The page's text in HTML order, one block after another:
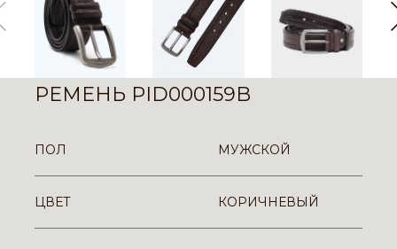
РЕМЕНЬ PID000159B
ПОЛ МУЖСКОЙ
ЦВЕТ КОРИЧНЕВЫЙ